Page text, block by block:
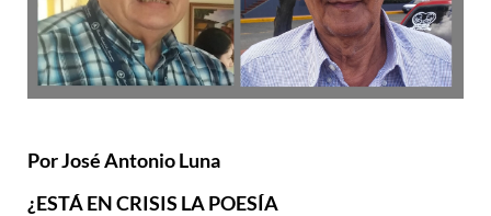
Por José Antonio Luna
¿ESTÁ EN CRISIS LA POESÍA